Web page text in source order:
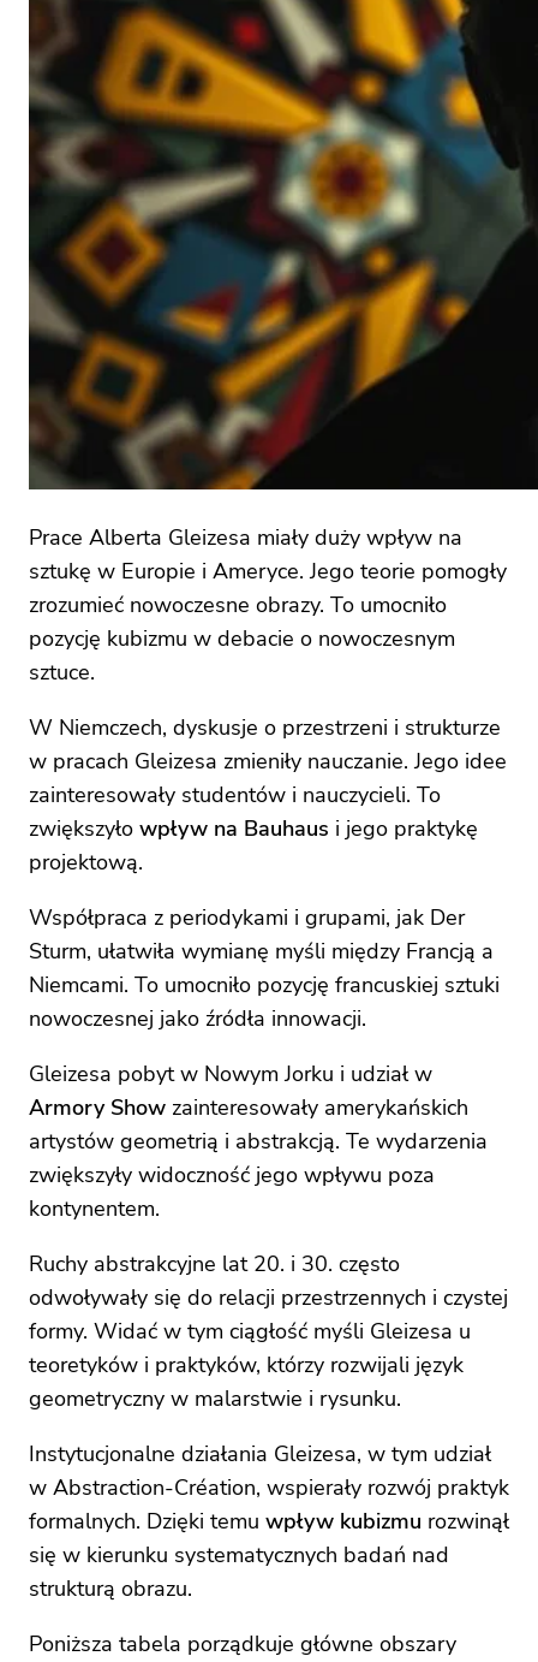
Prace Alberta Gleizesa miały duży wpływ na
sztukę w Europie i Ameryce. Jego teorie pomogły
zrozumieć nowoczesne obrazy. To umocniło
pozycję kubizmu w debacie o nowoczesnym
sztuce.
W Niemczech, dyskusje o przestrzeni i strukturze
w pracach Gleizesa zmieniły nauczanie. Jego idee
zainteresowały studentów i nauczycieli. To
zwiększyło wpływ na Bauhaus i jego praktykę
projektową.
Współpraca z periodykami i grupami, jak Der
Sturm, ułatwiła wymianę myśli między Francją a
Niemcami. To umocniło pozycję francuskiej sztuki
nowoczesnej jako źródła innowacji.
Gleizesa pobyt w Nowym Jorku i udział w
Armory Show zainteresowały amerykańskich
artystów geometrią i abstrakcją. Te wydarzenia
zwiększyły widoczność jego wpływu poza
kontynentem.
Ruchy abstrakcyjne lat 20. i 30. często
odwoływały się do relacji przestrzennych i czystej
formy. Widać w tym ciągłość myśli Gleizesa u
teoretyków i praktyków, którzy rozwijali język
geometryczny w malarstwie i rysunku.
Instytucjonalne działania Gleizesa, w tym udział
w Abstraction-Création, wspierały rozwój praktyk
formalnych. Dzięki temu wpływ kubizmu rozwinął
się w kierunku systematycznych badań nad
strukturą obrazu.
Poniższa tabela porządkuje główne obszary